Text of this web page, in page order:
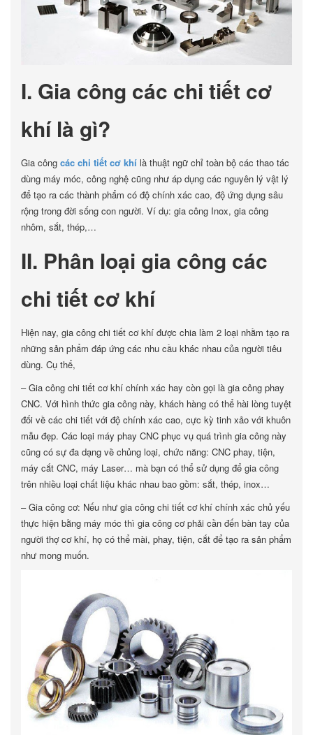
I. Gia công các chi tiết cơ
khí là gì?
Gia công các chi tiết cơ khí là thuật ngữ chỉ toàn bộ các thao tác
dùng máy móc, công nghệ cũng như áp dụng các nguyên lý vật lý
để tạo ra các thành phẩm có độ chính xác cao, độ ứng dụng sâu
rộng trong đời sống con người. Ví dụ: gia công Inox, gia công
nhôm, sắt, thép,…
II. Phân loại gia công các
chi tiết cơ khí
Hiện nay, gia công chi tiết cơ khí được chia làm 2 loại nhằm tạo ra
những sản phẩm đáp ứng các nhu cầu khác nhau của người tiêu
dùng. Cụ thể,
– Gia công chi tiết cơ khí chính xác hay còn gọi là gia công phay
CNC. Với hình thức gia công này, khách hàng có thể hài lòng tuyệt
đối về các chi tiết với độ chính xác cao, cực kỳ tinh xảo với khuôn
mẫu đẹp. Các loại máy phay CNC phục vụ quá trình gia công này
cũng có sự đa dạng về chủng loại, chức năng: CNC phay, tiện,
máy cắt CNC, máy Laser… mà bạn có thể sử dụng để gia công
trên nhiều loại chất liệu khác nhau bao gồm: sắt, thép, inox…
– Gia công cơ: Nếu như gia công chi tiết cơ khí chính xác chủ yếu
thực hiện bằng máy móc thì gia công cơ phải cần đến bàn tay của
người thợ cơ khí, họ có thể mài, phay, tiện, cắt để tạo ra sản phẩm
như mong muốn.